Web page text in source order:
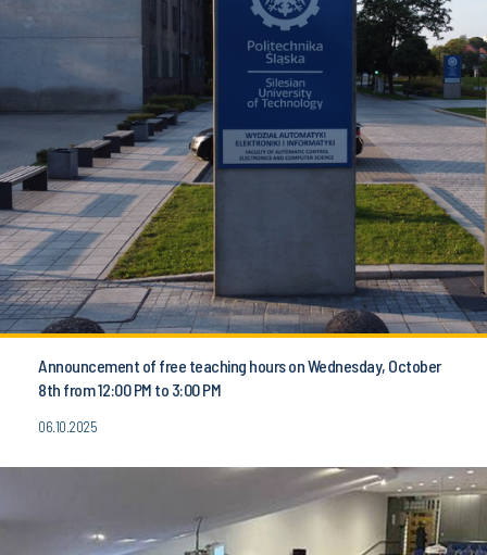
Announcement of free teaching hours on Wednesday, October
8th from 12:00 PM to 3:00 PM
06.10.2025